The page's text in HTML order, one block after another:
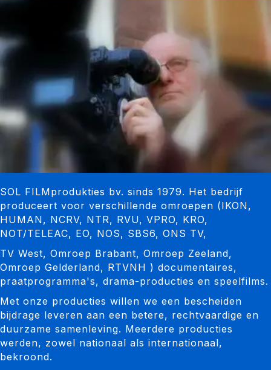
SOL FILMprodukties bv. sinds 1979. Het bedrijf
produceert voor verschillende omroepen (IKON,
HUMAN, NCRV, NTR, RVU, VPRO, KRO,
NOT/TELEAC, EO, NOS, SBS6, ONS TV,
TV West, Omroep Brabant, Omroep Zeeland,
Omroep Gelderland, RTVNH ) documentaires,
praatprogramma's, drama-producties en speelfilms.
Met onze producties willen we een bescheiden
bijdrage leveren aan een betere, rechtvaardige en
duurzame samenleving. Meerdere producties
werden, zowel nationaal als inter­nationaal,
bekroond.